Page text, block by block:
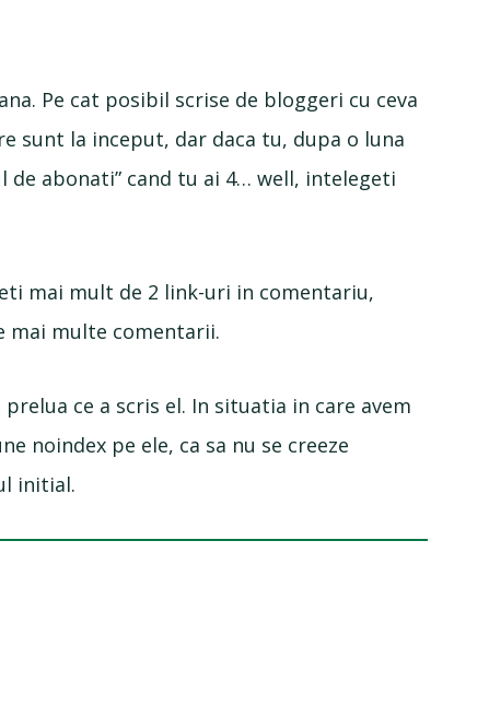
Pe cat posibil scrise de bloggeri cu ceva
sunt la inceput, dar daca tu, dupa o luna
de abonati” cand tu ai 4… well, intelegeti
mai mult de 2 link-uri in comentariu,
mai multe comentarii.
ce a scris el. In situatia in care avem
noindex pe ele, ca sa nu se creeze
initial.